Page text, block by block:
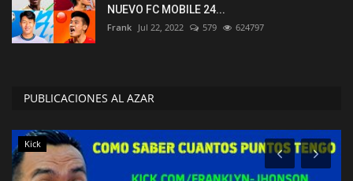
NUEVO FC MOBILE 24...
Frank Jul 22, 2022 579 624797
PUBLICACIONES AL AZAR
Kick